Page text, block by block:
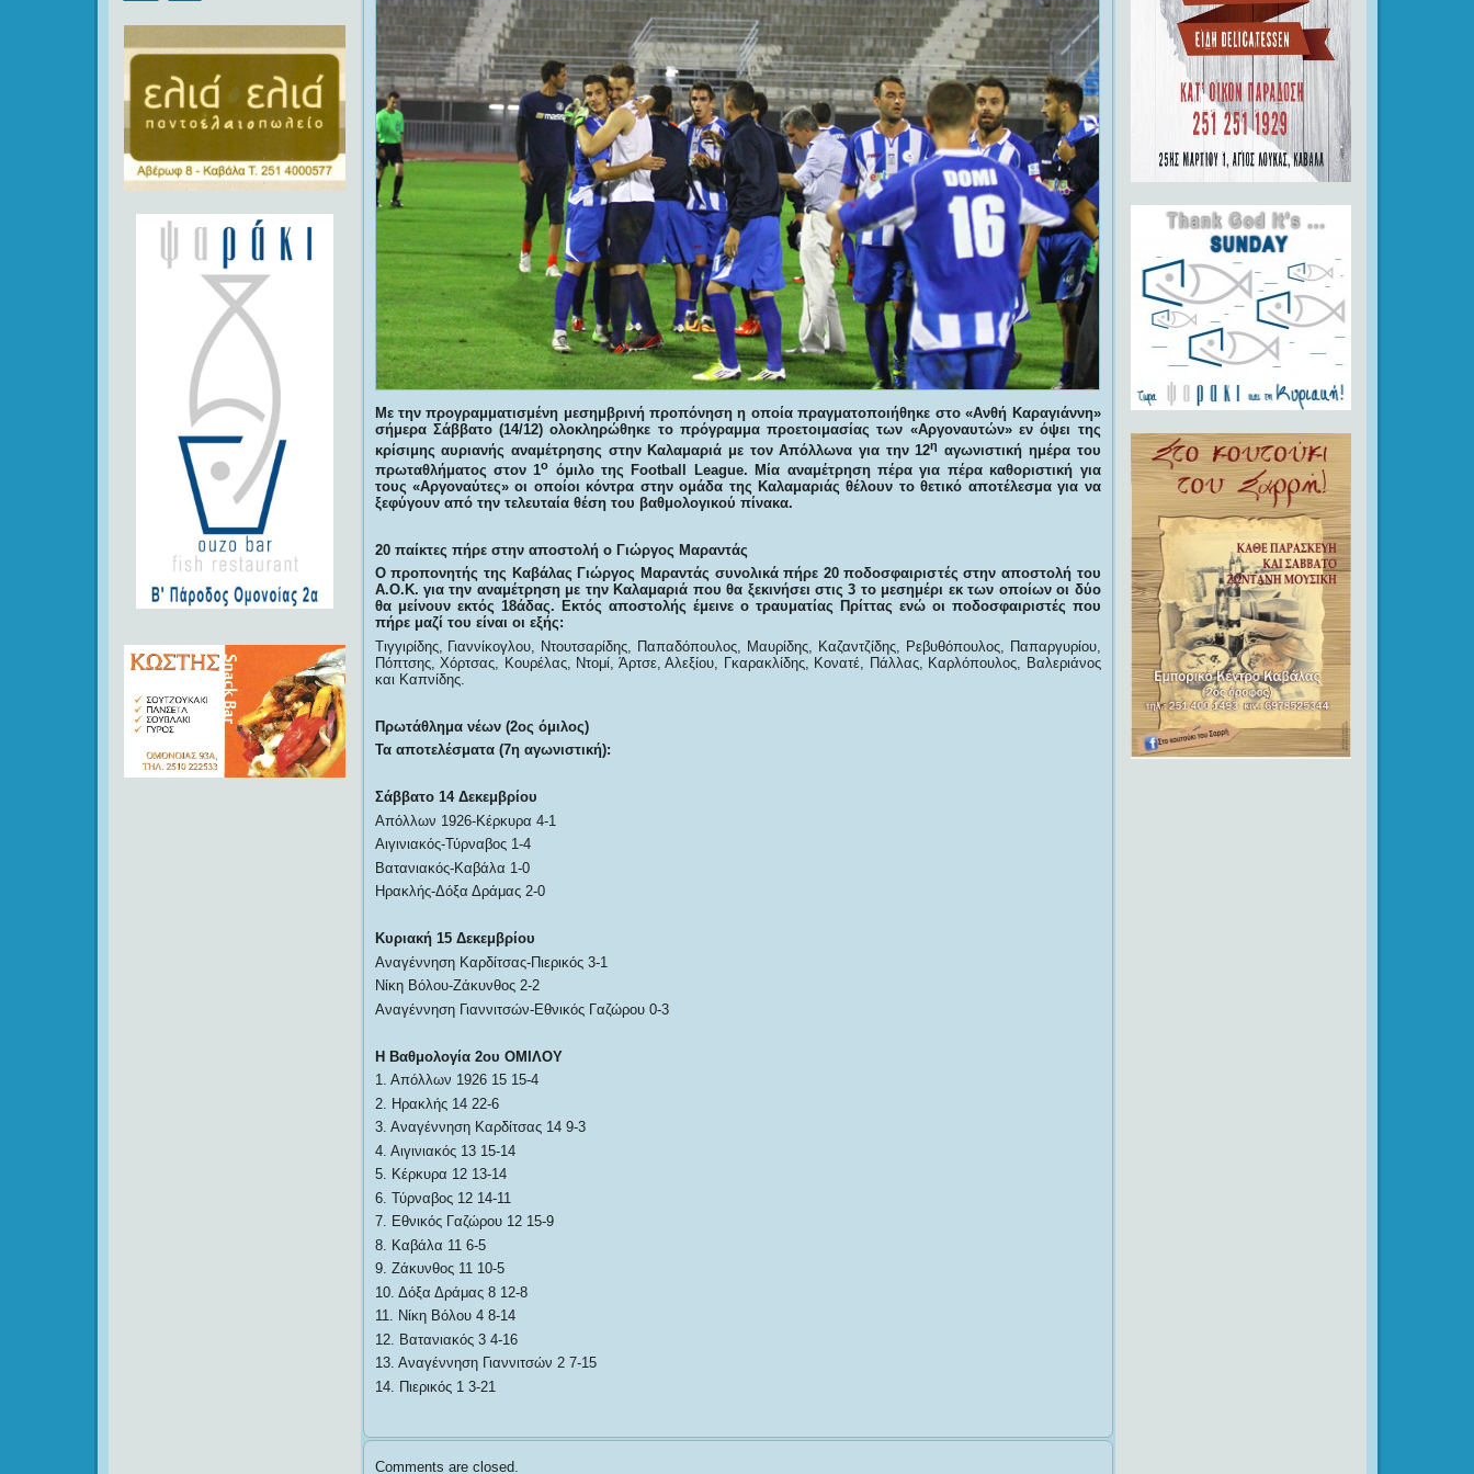
Με την προγραμματισμένη μεσημβρινή προπόνηση η οποία πραγματοποιήθηκε στο «Ανθή Καραγιάννη»
σήμερα Σάββατο (14/12) ολοκληρώθηκε το πρόγραμμα προετοιμασίας των «Αργοναυτών» εν όψει της
κρίσιμης αυριανής αναμέτρησης στην Καλαμαριά με τον Απόλλωνα για την 12η αγωνιστική ημέρα του
πρωταθλήματος στον 1ο όμιλο της Football League. Μία αναμέτρηση πέρα για πέρα καθοριστική για
τους «Αργοναύτες» οι οποίοι κόντρα στην ομάδα της Καλαμαριάς θέλουν το θετικό αποτέλεσμα για να
ξεφύγουν από την τελευταία θέση του βαθμολογικού πίνακα.
20 παίκτες πήρε στην αποστολή ο Γιώργος Μαραντάς
Ο προπονητής της Καβάλας Γιώργος Μαραντάς συνολικά πήρε 20 ποδοσφαιριστές στην αποστολή του
Α.Ο.Κ. για την αναμέτρηση με την Καλαμαριά που θα ξεκινήσει στις 3 το μεσημέρι εκ των οποίων οι δύο
θα μείνουν εκτός 18άδας. Εκτός αποστολής έμεινε ο τραυματίας Πρίττας ενώ οι ποδοσφαιριστές που
πήρε μαζί του είναι οι εξής:
Τιγγιρίδης, Γιαννίκογλου, Ντουτσαρίδης, Παπαδόπουλος, Μαυρίδης, Καζαντζίδης, Ρεβυθόπουλος, Παπαργυρίου,
Πόπτσης, Χόρτσας, Κουρέλας, Ντομί, Άρτσε, Αλεξίου, Γκαρακλίδης, Κονατέ, Πάλλας, Καρλόπουλος, Βαλεριάνος
και Καπνίδης.
Πρωτάθλημα νέων (2ος όμιλος)
Τα αποτελέσματα (7η αγωνιστική):
Σάββατο 14 Δεκεμβρίου
Απόλλων 1926-Κέρκυρα 4-1
Αιγινιακός-Τύρναβος 1-4
Βατανιακός-Καβάλα 1-0
Ηρακλής-Δόξα Δράμας 2-0
Κυριακή 15 Δεκεμβρίου
Αναγέννηση Καρδίτσας-Πιερικός 3-1
Νίκη Βόλου-Ζάκυνθος 2-2
Αναγέννηση Γιαννιτσών-Εθνικός Γαζώρου 0-3
Η Βαθμολογία 2ου ΟΜΙΛΟΥ
1. Απόλλων 1926 15 15-4
2. Ηρακλής 14 22-6
3. Αναγέννηση Καρδίτσας 14 9-3
4. Αιγινιακός 13 15-14
5. Κέρκυρα 12 13-14
6. Τύρναβος 12 14-11
7. Εθνικός Γαζώρου 12 15-9
8. Καβάλα 11 6-5
9. Ζάκυνθος 11 10-5
10. Δόξα Δράμας 8 12-8
11. Νίκη Βόλου 4 8-14
12. Βατανιακός 3 4-16
13. Αναγέννηση Γιαννιτσών 2 7-15
14. Πιερικός 1 3-21
Comments are closed.